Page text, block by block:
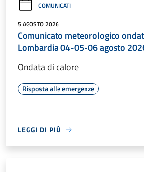
COMUNICATI
5 AGOSTO 2026
Comunicato meteorologico
Lombardia 04-05-06 agosto
Ondata di calore
Risposta alle emergenze
LEGGI DI PIÙ